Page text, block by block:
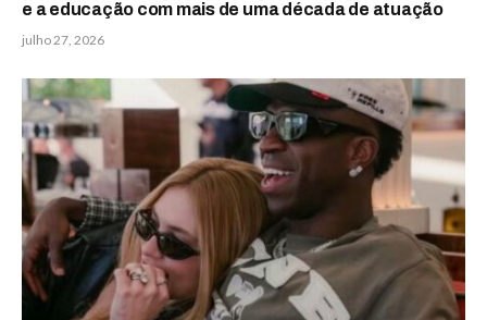
e a educação com mais de uma década de atuação
julho 27, 2026